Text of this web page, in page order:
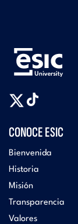
CONOCE ESIC
Bienvenida
Historia
Misión
Transparencia
Valores